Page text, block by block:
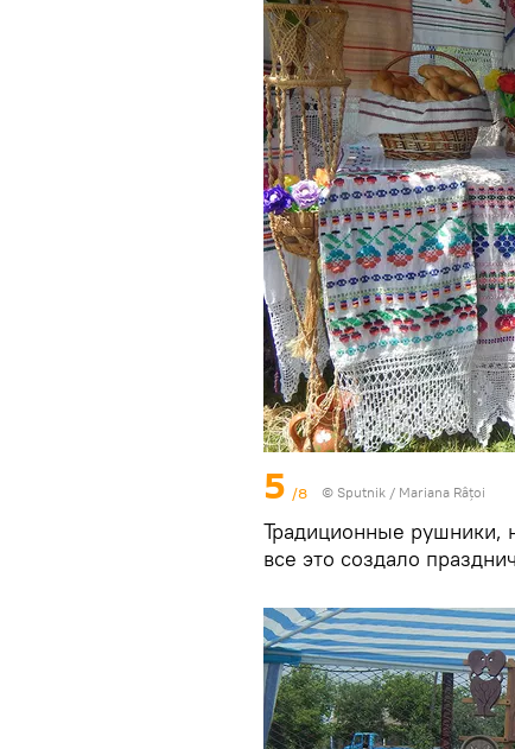
5 /8 © Sputnik / Mariana Râțoi
Традиционные рушники,
все это создало